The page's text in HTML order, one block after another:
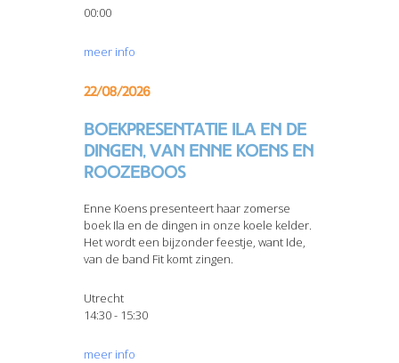
00:00
meer info
22/08/2026
Boekpresentatie Ila en de
dingen, van Enne Koens en
Roozeboos
Enne Koens presenteert haar zomerse
boek Ila en de dingen in onze koele kelder.
Het wordt een bijzonder feestje, want Ide,
van de band Fit komt zingen.
Utrecht
14:30 - 15:30
meer info